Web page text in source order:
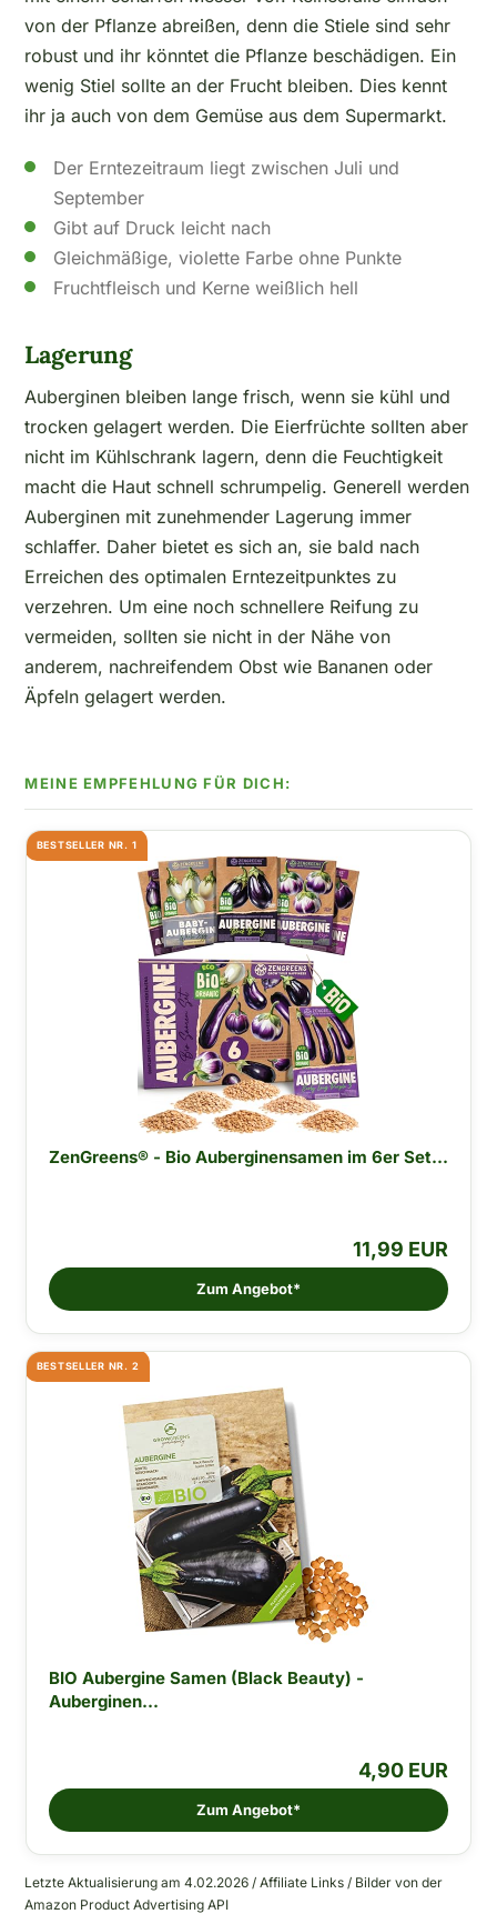
von der Pflanze abreißen, denn die Stiele sind sehr
robust und ihr könntet die Pflanze beschädigen. Ein
wenig Stiel sollte an der Frucht bleiben. Dies kennt
ihr ja auch von dem Gemüse aus dem Supermarkt.
Der Erntezeitraum liegt zwischen Juli und
September
Gibt auf Druck leicht nach
Gleichmäßige, violette Farbe ohne Punkte
Fruchtfleisch und Kerne weißlich hell
Lagerung
Auberginen bleiben lange frisch, wenn sie kühl und
trocken gelagert werden. Die Eierfrüchte sollten aber
nicht im Kühlschrank lagern, denn die Feuchtigkeit
macht die Haut schnell schrumpelig. Generell werden
Auberginen mit zunehmender Lagerung immer
schlaffer. Daher bietet es sich an, sie bald nach
Erreichen des optimalen Erntezeitpunktes zu
verzehren. Um eine noch schnellere Reifung zu
vermeiden, sollten sie nicht in der Nähe von
anderem, nachreifendem Obst wie Bananen oder
Äpfeln gelagert werden.
BESTSELLER NR. 1
ZenGreens® - Bio Auberginensamen im 6er Set...
11,99 EUR
Zum Angebot*
BESTSELLER NR. 2
BIO Aubergine Samen (Black Beauty) -
Auberginen...
4,90 EUR
Zum Angebot*
Letzte Aktualisierung am 4.02.2026 / Affiliate Links / Bilder von der
Amazon Product Advertising API